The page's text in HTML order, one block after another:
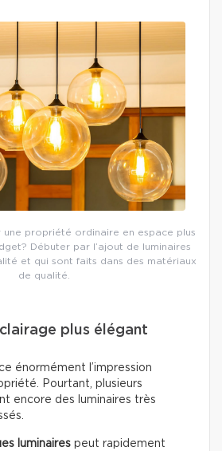
une propriété ordinaire en espace plus
Débuter par l’ajout de luminaires
et qui sont faits dans des matériaux
de qualité.
plus élégant
énormément l’impression
Pourtant, plusieurs
encore des luminaires très
luminaires peut rapidement